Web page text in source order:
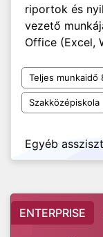
riportok és
vezető
Office (Excel,
Teljes munkaidő
Szakközépiskola
Egyéb
ENTERPRISE